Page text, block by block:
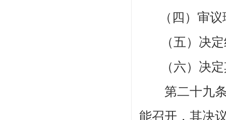
（四）审
（五）决
（六）决
第二十九
能召开，其决